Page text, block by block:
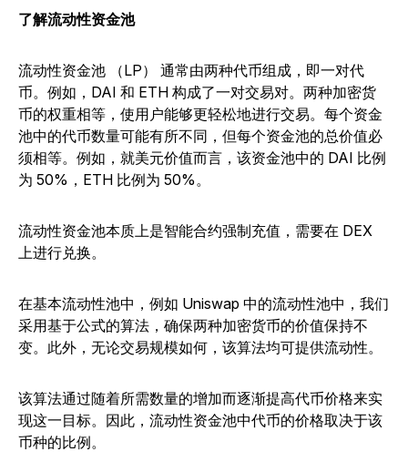
了解流动性资金池
流动性资金池 （LP） 通常由两种代币组成，即一对代
币。例如，DAI 和 ETH 构成了一对交易对。两种加密货
币的权重相等，使用户能够更轻松地进行交易。每个资金
池中的代币数量可能有所不同，但每个资金池的总价值必
须相等。例如，就美元价值而言，该资金池中的 DAI 比例
为 50%，ETH 比例为 50%。
流动性资金池本质上是智能合约强制充值，需要在 DEX
上进行兑换。
在基本流动性池中，例如 Uniswap 中的流动性池中，我们
采用基于公式的算法，确保两种加密货币的价值保持不
变。 此外，无论交易规模如何，该算法均可提供流动性。
该算法通过随着所需数量的增加而逐渐提高代币价格来实
现这一目标。 因此，流动性资金池中代币的价格取决于该
币种的比例。